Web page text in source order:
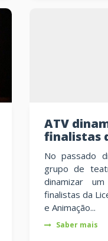
ATV dinamizou evento
finalistas
No passado
grupo de
dinamizar
finalistas da
e Animação...
Saber mais